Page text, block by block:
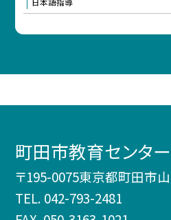
町田市教育センター
〒195-0075東京都町田市
TEL. 042-793-2481